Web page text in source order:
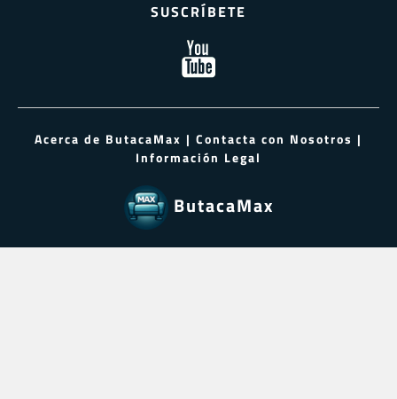
SUSCRÍBETE
Acerca de ButacaMax | Contacta con Nosotros |
Información Legal
ButacaMax